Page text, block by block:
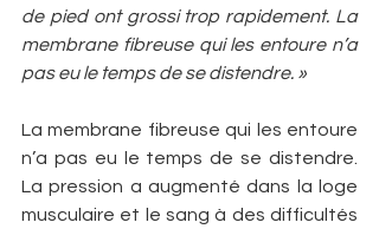
de pied ont grossi trop rapidement. La
membrane fibreuse qui les entoure n’a
pas eu le temps de se distendre. »
La membrane fibreuse qui les entoure
n’a pas eu le temps de se distendre.
La pression a augmenté dans la loge
musculaire et le sang à des difficultés